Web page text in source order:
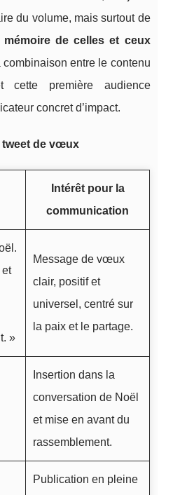
du volume, mais surtout de
de celles et ceux
combinaison entre le contenu
cette première audience
concret d’impact.
tweet de vœux
Intérêt pour la
communication
et
»
Message de vœux
clair, positif et
universel, centré sur
la paix et le partage.
Insertion dans la
conversation de Noël
et mise en avant du
rassemblement.
Publication en pleine